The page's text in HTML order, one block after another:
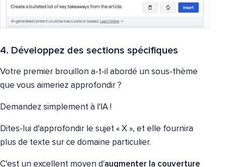
4. Développez des sections spécifiques
Votre premier brouillon a-t-il abordé un sous-thème
que vous aimeriez approfondir ?
Demandez simplement à l'IA !
Dites-lui d'approfondir le sujet « X », et elle fournira
plus de texte sur ce domaine particulier.
C'est un excellent moyen d'augmenter la couverture